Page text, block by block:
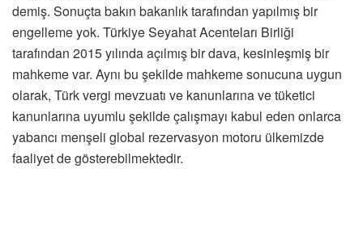
demiş. Sonuçta bakın bakanlık tarafından yapılmış bir
engelleme yok. Türkiye Seyahat Acenteları Birliği
tarafından 2015 yılında açılmış bir dava, kesinleşmiş bir
mahkeme var. Aynı bu şekilde mahkeme sonucuna uygun
olarak, Türk vergi mevzuatı ve kanunlarına ve tüketici
kanunlarına uyumlu şekilde çalışmayı kabul eden onlarca
yabancı menşeli global rezervasyon motoru ülkemizde
faaliyet de gösterebilmektedir.